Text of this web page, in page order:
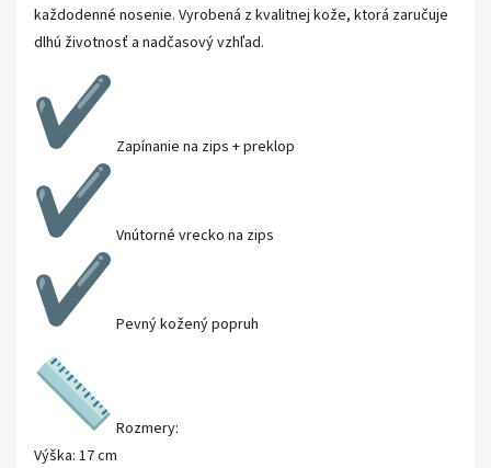
každodenné nosenie. Vyrobená z kvalitnej kože, ktorá zaručuje
dlhú životnosť a nadčasový vzhľad.
Zapínanie na zips + preklop
Vnútorné vrecko na zips
Pevný kožený popruh
Rozmery:
Výška: 17 cm